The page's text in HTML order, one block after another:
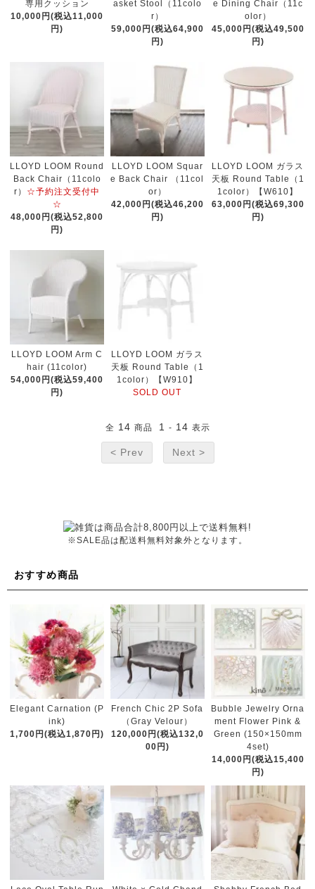
専用クッション
10,000円(税込11,000
円)
asket Stool（11colo
r）
59,000円(税込64,900
円)
e Dining Chair（11c
olor）
45,000円(税込49,500
円)
LLOYD LOOM Round
Back Chair（11colo
r） ☆予約注文受付中
☆
48,000円(税込52,800
円)
LLOYD LOOM Squar
e Back Chair （11col
or）
42,000円(税込46,200
円)
LLOYD LOOM ガラス
天板 Round Table（1
1color）【W610】
63,000円(税込69,300
円)
LLOYD LOOM Arm C
hair (11color)
54,000円(税込59,400
円)
LLOYD LOOM ガラス
天板 Round Table（1
1color）【W910】
SOLD OUT
全 14 商品 1 - 14 表示
< Prev Next >
※SALE品は配送料無料対象外となります。
おすすめ商品
Elegant Carnation (P
ink)
1,700円(税込1,870円)
French Chic 2P Sofa
（Gray Velour）
120,000円(税込132,0
00円)
Bubble Jewelry Orna
ment Flower Pink &
Green (150×150mm
4set)
14,000円(税込15,400
円)